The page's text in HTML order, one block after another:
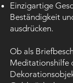
Einzigartige
Beständigkeit
ausdrücken.
Ob als
Meditationshilfe